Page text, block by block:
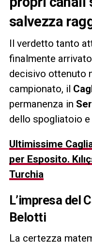
salvezza
Il verdetto tanto
finalmente
decisivo ottenuto
campionato, il
permanenza in
dello spogliatoio
Ultimissime
per Esposito.
Turchia
L’impresa del
Belotti
La certezza